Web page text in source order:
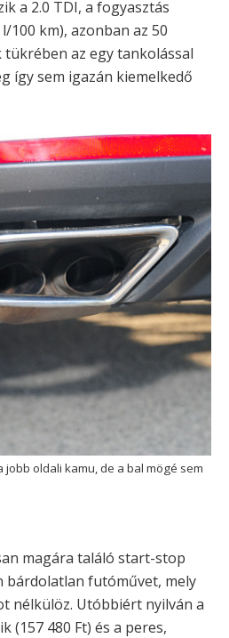
a 2.0 TDI, a fogyasztás
100 km), azonban az 50
az egy tankolással
így sem igazán kiemelkedő
oldali kamu, de a bal mögé sem
magára találó start-stop
bárdolatlan futóművet, mely
nélkülöz. Utóbbiért nyilván a
(157 480 Ft) és a peres,